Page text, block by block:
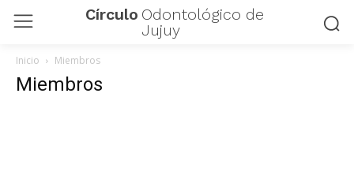
Círculo Odontológico de
Jujuy
Inicio Miembros
Miembros